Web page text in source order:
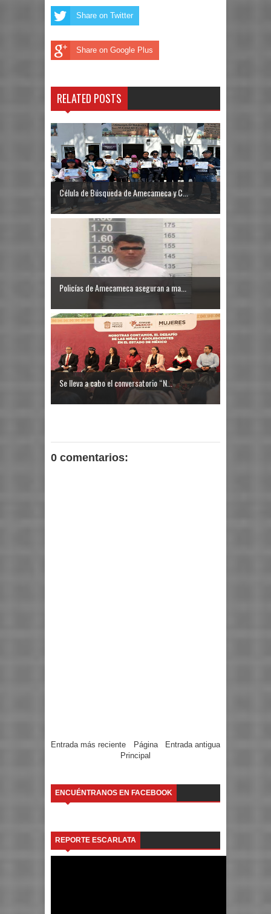
Share on Twitter
Share on Google Plus
RELATED POSTS
Célula de Búsqueda de Amecameca y C...
Policías de Amecameca aseguran a ma...
Se lleva a cabo el conversatorio “N...
0 comentarios:
Entrada más reciente Entrada antigua
Página
Principal
ENCUÉNTRANOS EN FACEBOOK
REPORTE ESCARLATA